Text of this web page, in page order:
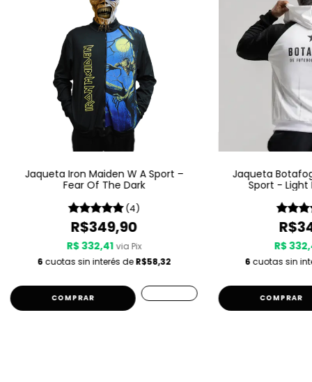
Jaqueta Iron Maiden W A Sport –
Fear Of The Dark
(4)
R$349,90
R$ 332,41 via Pix
6 cuotas sin interés deR$58,32
COMPRAR
Jaqueta
Sport - Light
R$
6 cuotas sin
COMPRAR